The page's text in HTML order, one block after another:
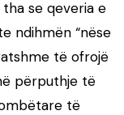
se qeveria e
ndihmën “nëse
të ofrojë
përputhje të
të